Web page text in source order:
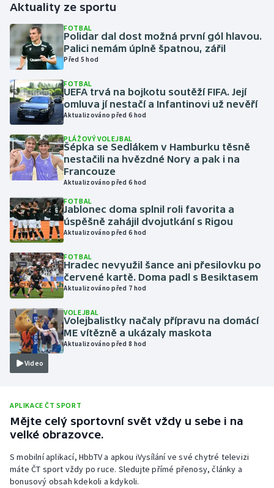
Golf
Gymnastika
Házená
Jezdectví
Judo
Krasobruslení
Lyže a snowboard
Moderní pětiboj
Motorsport
Parasport
Plavání
Ragby
Rychlobruslení
Rychlostní kanoistika
Aktuality ze sportu
FOTBAL
Polidar dal dost možná první gól hlavou.
Palici nemám úplně špatnou, zářil
Před 5 hod
FOTBAL
UEFA trvá na bojkotu soutěží FIFA. Její
omluva jí nestačí a Infantinovi už nevěří
Aktualizováno před 6 hod
PLÁŽOVÝ VOLEJBAL
Šépka se Sedlákem v Hamburku těsně
nestačili na hvězdné Nory a pak i na
Francouze
Aktualizováno před 6 hod
FOTBAL
Jablonec doma splnil roli favorita a
úspěšně zahájil dvojutkání s Rigou
Aktualizováno před 6 hod
FOTBAL
Hradec nevyužil šance ani přesilovku po
červené kartě. Doma padl s Besiktasem
Aktualizováno před 7 hod
Video
VOLEJBAL
Volejbalistky načaly přípravu na domácí
ME vítězně a ukázaly maskota
Aktualizováno před 8 hod
APLIKACE ČT SPORT
Mějte celý sportovní svět vždy u sebe i na
velké obrazovce.
S mobilní aplikací, HbbTV a apkou iVysílání ve své chytré televizi
máte ČT sport vždy po ruce. Sledujte přímé přenosy, články a
bonusový obsah kdekoli a kdykoli.